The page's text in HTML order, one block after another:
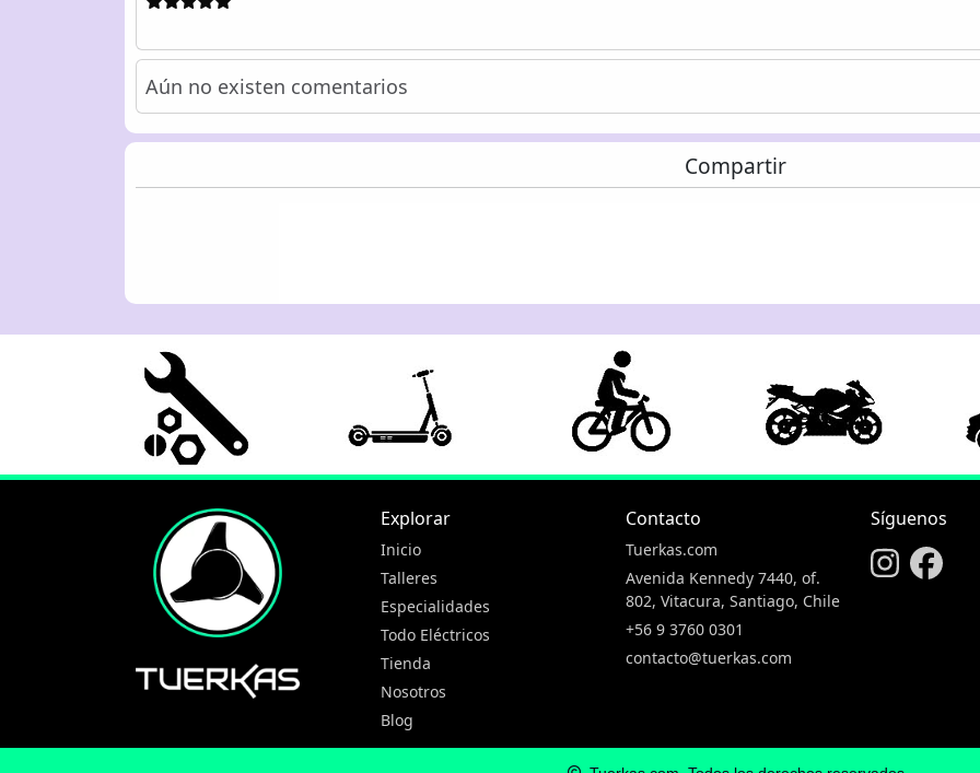
Aún no existen comentarios
Compartir
Explorar
Inicio
Talleres
Especialidades
Todo Eléctricos
Tienda
Nosotros
Blog
Contacto
Tuerkas.com
Avenida Kennedy 7440, of.
802, Vitacura, Santiago, Chile
+56 9 3760 0301
contacto@tuerkas.com
Síguenos